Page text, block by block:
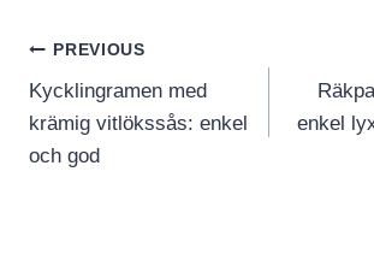
Inläggsnavigering
PREVIOUS
Kycklingramen med
krämig vitlökssås: enkel
och god
enkel